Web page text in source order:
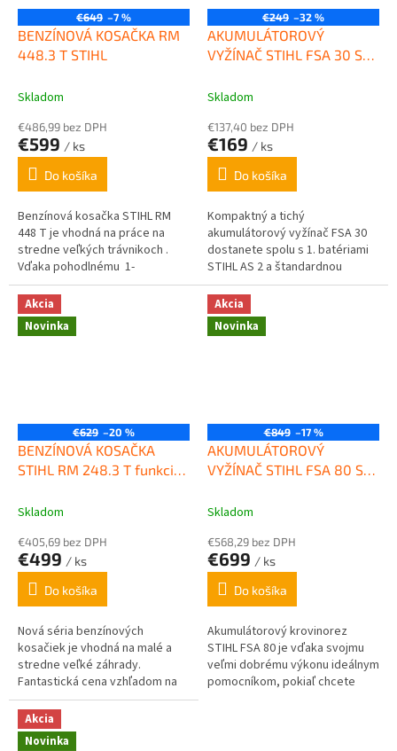
€649 –7 %
BENZÍNOVÁ KOSAČKA RM
448.3 T STIHL
Skladom
€486,99 bez DPH
€599 / ks
Do košíka
Benzínová kosačka STIHL RM
448 T je vhodná na práce na
stredne veľkých trávnikoch .
Vďaka pohodlnému 1-
rýchlostnému pohonu
kolies urobíte...
€249 –32 %
AKUMULÁTOROVÝ
VYŽÍNAČ STIHL FSA 30 SET
Skladom
€137,40 bez DPH
€169 / ks
Do košíka
Kompaktný a tichý
akumulátorový vyžínač FSA 30
dostanete spolu s 1. batériami
STIHL AS 2 a štandardnou
nabíjačkou STIHL AL 1. To
znamená, že môžete začať s
kosením...
Akcia
Novinka
€629 –20 %
BENZÍNOVÁ KOSAČKA
STIHL RM 248.3 T funkcia
Skladom
€405,69 bez DPH
€499 / ks
Do košíka
Nová séria benzínových
kosačiek je vhodná na malé a
stredne veľké záhrady.
Fantastická cena vzhľadom na
kvalitu prevedenia a životnosť
stroja. Dodávané v dvoch...
Akcia
Novinka
€849 –17 %
AKUMULÁTOROVÝ
VYŽÍNAČ STIHL FSA 80 SET
Skladom
€568,29 bez DPH
€699 / ks
Do košíka
Akumulátorový krovinorez
STIHL FSA 80 je vďaka svojmu
veľmi dobrému výkonu ideálnym
pomocníkom, pokiaľ chcete
Akcia
Novinka